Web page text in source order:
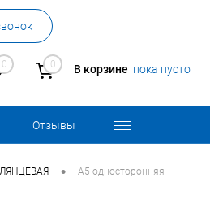
0 0 В корзине пока пусто
Отзывы
• А5 односторонняя